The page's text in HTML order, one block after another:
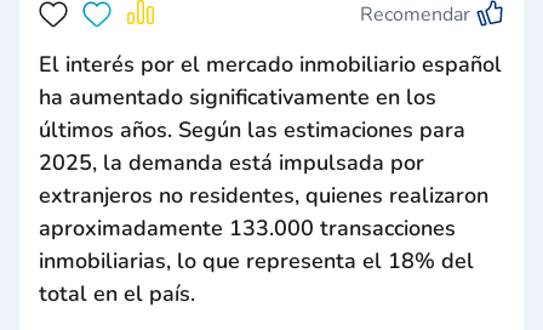
Recomendar
El interés por el mercado inmobiliario español
ha aumentado significativamente en los
últimos años. Según las estimaciones para
2025, la demanda está impulsada por
extranjeros no residentes, quienes realizaron
aproximadamente 133.000 transacciones
inmobiliarias, lo que representa el 18% del
total en el país.